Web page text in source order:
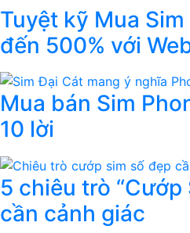
Tuyệt kỹ Mua
đến 500% với
Mua bán Sim
10 lời
5 chiêu trò “Cướp
cần cảnh giác